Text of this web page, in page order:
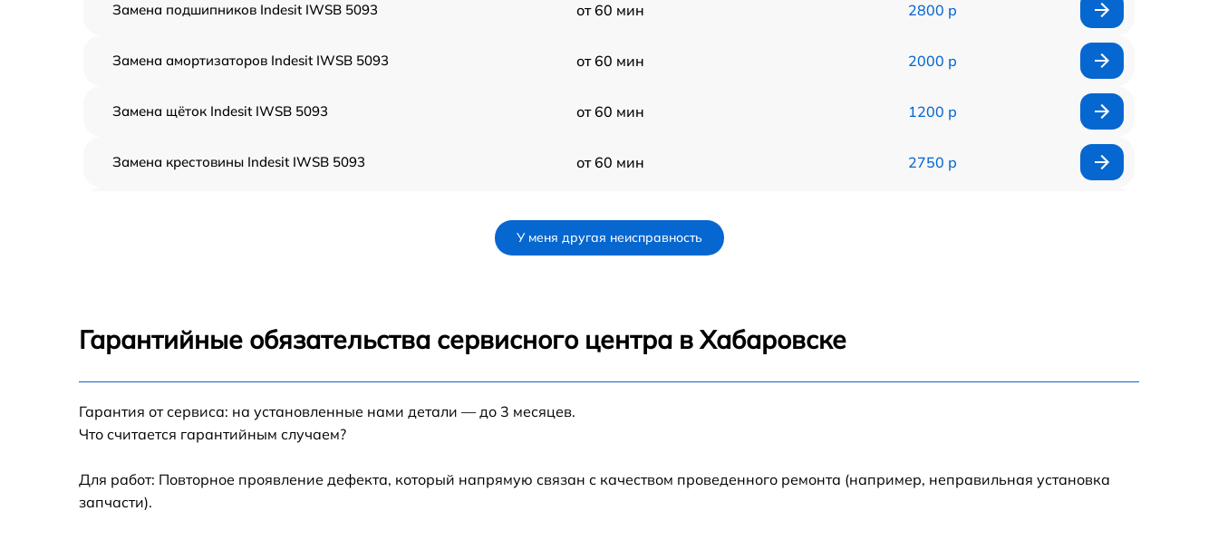
Замена подшипников Indesit IWSB 5093 от 60 мин 2800 р
Замена амортизаторов Indesit IWSB 5093 от 60 мин 2000 р
Замена щёток Indesit IWSB 5093 от 60 мин 1200 р
Замена крестовины Indesit IWSB 5093 от 60 мин 2750 р
Замена УБЛ Indesit IWSB 5093
IWSB 5093
У меня другая неисправность
Гарантийные обязательства сервисного центра в Хабаровске
Гарантия от сервиса: на установленные нами детали — до 3 месяцев.
Что считается гарантийным случаем?
Для работ: Повторное проявление дефекта, который напрямую связан с качеством проведенного ремонта (например, неправильная установка
запчасти).